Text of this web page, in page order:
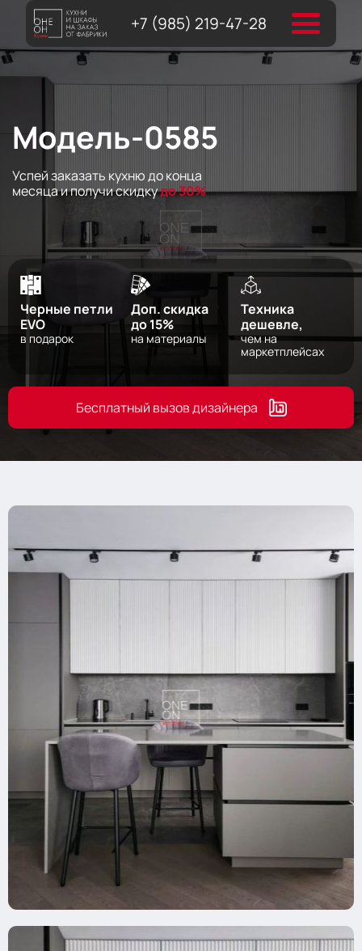
+7 (985) 219-47-28
Модель-0585
Успей заказать кухню до конца
месяца и получи скидкудо 30%
Черные петли
EVO
в подарок
Доп. скидка
до 15%
на материалы
Техника
дешевле,
чем на
маркетплейсах
Бесплатный вызов дизайнера